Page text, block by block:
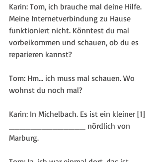
Karin: Tom, ich brauche mal deine Hilfe.
Meine Internetverbindung zu Hause
funktioniert nicht. Könntest du mal
vorbeikommen und schauen, ob du es
reparieren kannst?
Tom: Hm… ich muss mal schauen. Wo
wohnst du noch mal?
Karin: In Michelbach. Es ist ein kleiner [1]
______________ nördlich von
Marburg.